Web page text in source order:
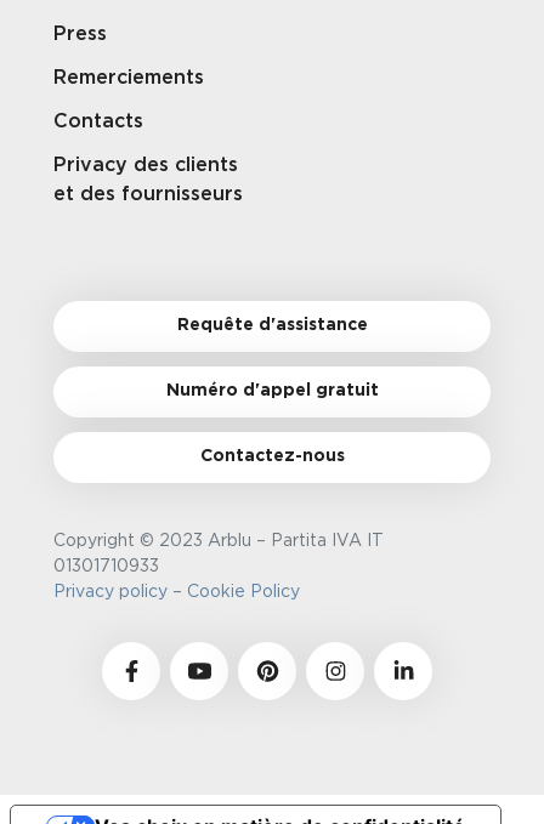
Press
Remerciements
Contacts
Privacy des clients
et des fournisseurs
Requête d'assistance
Numéro d'appel gratuit
Contactez-nous
Copyright © 2023 Arblu – Partita IVA IT
01301710933
Privacy policy – Cookie Policy